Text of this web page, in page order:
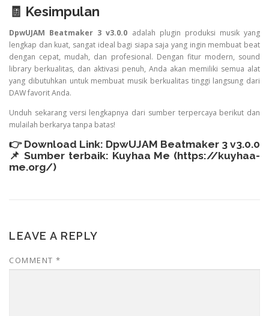
🧾 Kesimpulan
DpwUJAM Beatmaker 3 v3.0.0 adalah plugin produksi musik yang
lengkap dan kuat, sangat ideal bagi siapa saja yang ingin membuat beat
dengan cepat, mudah, dan profesional. Dengan fitur modern, sound
library berkualitas, dan aktivasi penuh, Anda akan memiliki semua alat
yang dibutuhkan untuk membuat musik berkualitas tinggi langsung dari
DAW favorit Anda.
Unduh sekarang versi lengkapnya dari sumber terpercaya berikut dan
mulailah berkarya tanpa batas!
👉 Download Link: DpwUJAM Beatmaker 3 v3.0.0
📌 Sumber terbaik: Kuyhaa Me (https://kuyhaa-
me.org/)
LEAVE A REPLY
COMMENT *